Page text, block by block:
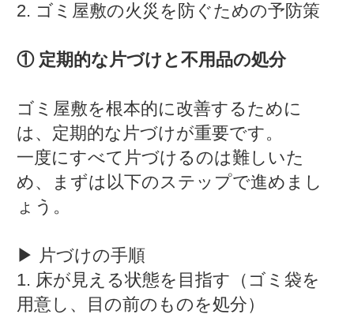
2. ゴミ屋敷の火災を防ぐための予防策
① 定期的な片づけと不用品の処分
ゴミ屋敷を根本的に改善するために
は、定期的な片づけが重要です。
一度にすべて片づけるのは難しいた
め、まずは以下のステップで進めまし
ょう。
▶ 片づけの手順
1. 床が見える状態を目指す（ゴミ袋を
用意し、目の前のものを処分）